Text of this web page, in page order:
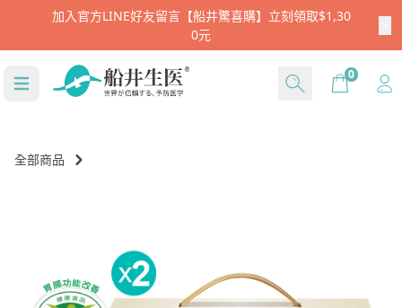
註冊新會員就送$666
0